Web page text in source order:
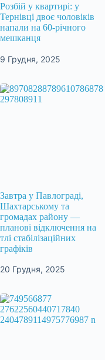
Розбій у квартирі: у
Тернівці двоє чоловіків
напали на 60-річного
мешканця
9 Грудня, 2025
Завтра у Павлограді,
Шахтарському та
громадах району —
планові відключення на
тлі стабілізаційних
графіків
20 Грудня, 2025